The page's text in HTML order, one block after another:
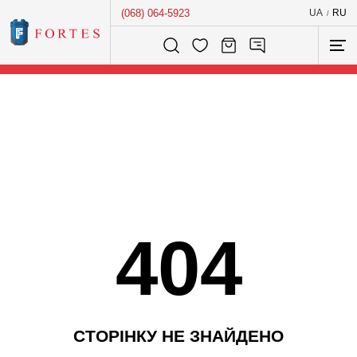
(068) 064-5923 UA / RU
Розумний пошук...
404
СТОРІНКУ НЕ ЗНАЙДЕНО